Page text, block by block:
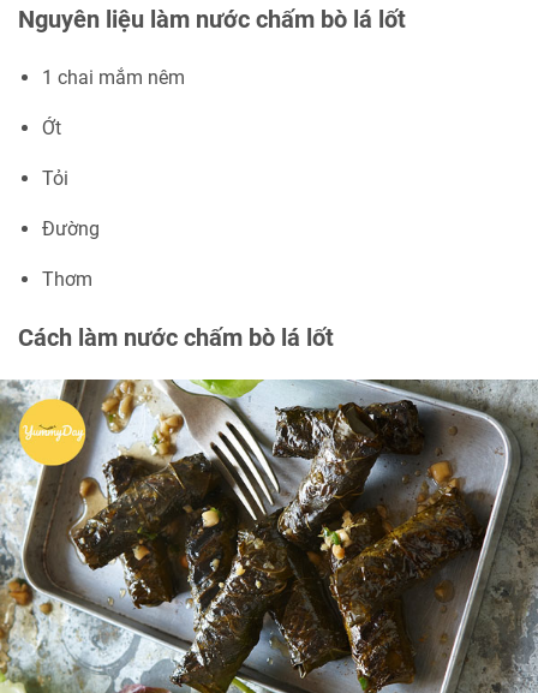
Nguyên liệu làm nước chấm bò lá lốt
1 chai mắm nêm
Ớt
Tỏi
Đường
Thơm
Cách làm nước chấm bò lá lốt